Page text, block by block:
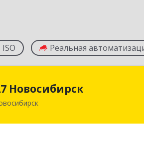
ISO Реальная
Новосибирск
А7 Новосибирск
630049, Новосибирская обл,